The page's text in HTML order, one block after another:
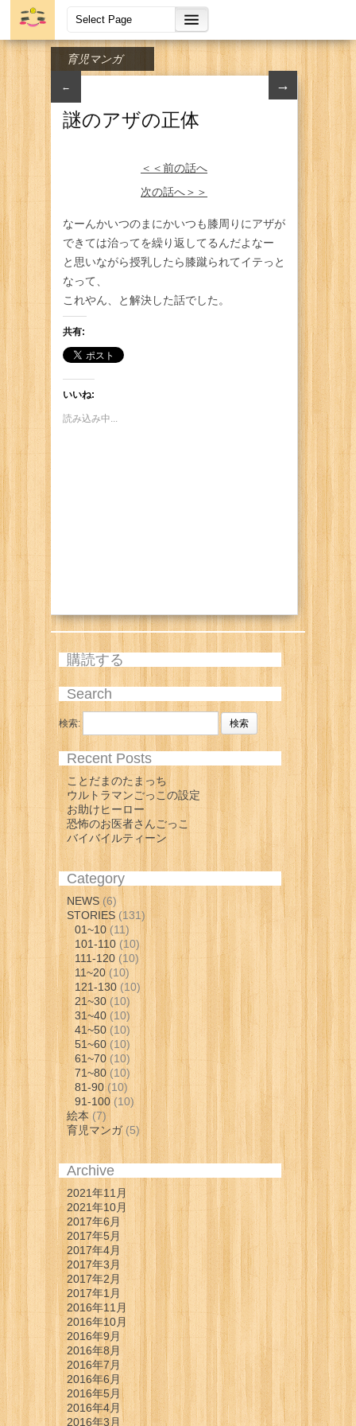
育児マンガ
← →
謎のアザの正体
＜＜前の話へ
次の話へ＞＞
なーんかいつのまにかいつも膝周りにアザが
できては治ってを繰り返してるんだよなー
と思いながら授乳したら膝蹴られてイテっと
なって、
これやん、と解決した話でした。
共有:
いいね:
読み込み中...
購読する
Search
検索:
Recent Posts
ことだまのたまっち
ウルトラマンごっこの設定
お助けヒーロー
恐怖のお医者さんごっこ
バイバイルティーン
Category
NEWS (6)
STORIES (131)
01~10(11)
101-110 (10)
111-120(10)
11~20(10)
121-130(10)
21~30(10)
31~40 (10)
41~50(10)
51~60(10)
61~70(10)
71~80(10)
81-90(10)
91-100(10)
絵本(7)
育児マンガ(5)
Archive
2021年11月
2021年10月
2017年6月
2017年5月
2017年4月
2017年3月
2017年2月
2017年1月
2016年11月
2016年10月
2016年9月
2016年8月
2016年7月
2016年6月
2016年5月
2016年4月
2016年3月